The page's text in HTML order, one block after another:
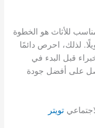
للأثاث هو الخطوة
لذلك، احرص دائمًا
قبل البدء في
على أفضل جودة
تويتر